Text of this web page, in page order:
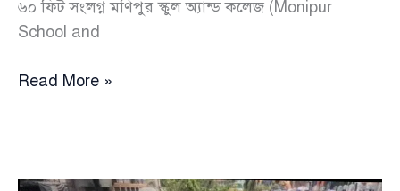
৬০ ফিট সংলগ্ন মণিপুর স্কুল অ্যান্ড কলেজ (Monipur
School and
ভোট
হারাম
Read More »